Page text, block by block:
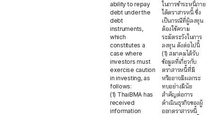
ability to repay
debt under the
debt
instruments,
which
constitutes a
case where
investors must
exercise caution
in investing, as
follows:
(1) ThaiBMA has
received
information
ในการชำระหนี้ภาย
ใต้ตราสารหนี้ ซึ่ง
เป็นกรณีที่ผู้ลงทุน
ต้องใช้ความ
ระมัดระวังในการ
ลงทุน ดังต่อไปนี้
(1) สมาคมได้รับ
ข้อมูลที่เกี่ยวกับ
ตราสารหนี้ที่มี
หรืออาจมีผลกระ
ทบอย่างมีนัย
สำคัญต่อการ
ดำเนินธุรกิจของผู้
ออกตราสารหนี้